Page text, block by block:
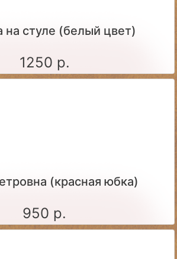
на стуле (белый цвет)
1250 р.
(красная юбка)
950 р.